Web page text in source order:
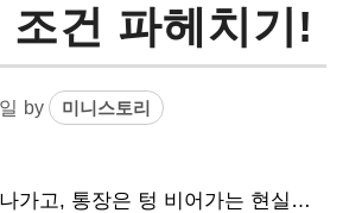
조건 파헤치기!
by 미니스토리
가고, 통장은 텅 비어가는 현실…